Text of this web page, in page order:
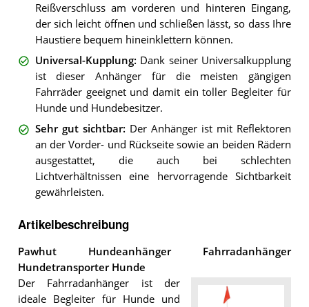
Reißverschluss am vorderen und hinteren Eingang,
der sich leicht öffnen und schließen lässt, so dass Ihre
Haustiere bequem hineinklettern können.
Universal-Kupplung: Dank seiner Universalkupplung
ist dieser Anhänger für die meisten gängigen
Fahrräder geeignet und damit ein toller Begleiter für
Hunde und Hundebesitzer.
Sehr gut sichtbar: Der Anhänger ist mit Reflektoren
an der Vorder- und Rückseite sowie an beiden Rädern
ausgestattet, die auch bei schlechten
Lichtverhältnissen eine hervorragende Sichtbarkeit
gewährleisten.
Artikelbeschreibung
Pawhut Hundeanhänger Fahrradanhänger
Hundetransporter Hunde
Der Fahrradanhänger ist der
ideale Begleiter für Hunde und